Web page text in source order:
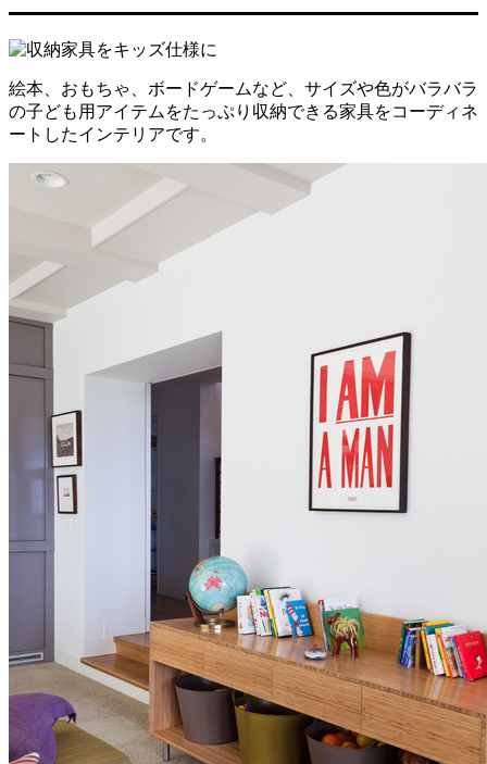
絵本、おもちゃ、ボードゲームなど、サイズや色がバラバラ
の子ども用アイテムをたっぷり収納できる家具をコーディネ
ートしたインテリアです。